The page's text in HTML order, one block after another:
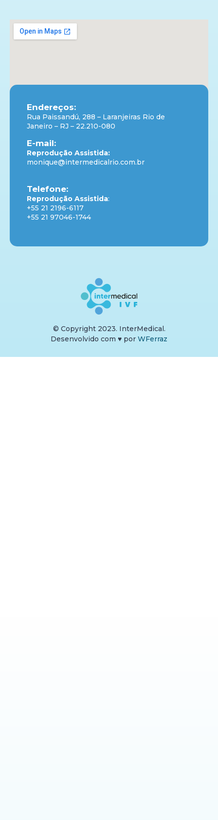
Endereços:
Rua Paissandú, 288 – Laranjeiras Rio de
Janeiro – RJ – 22.210-080
E-mail:
Reprodução Assistida:
monique@intermedicalrio.com.br
Telefone:
Reprodução Assistida:
+55 21 2196-6117
+55 21 97046-1744
Desenvolvido com ♥ por WFerraz
© Copyright 2023. InterMedical.